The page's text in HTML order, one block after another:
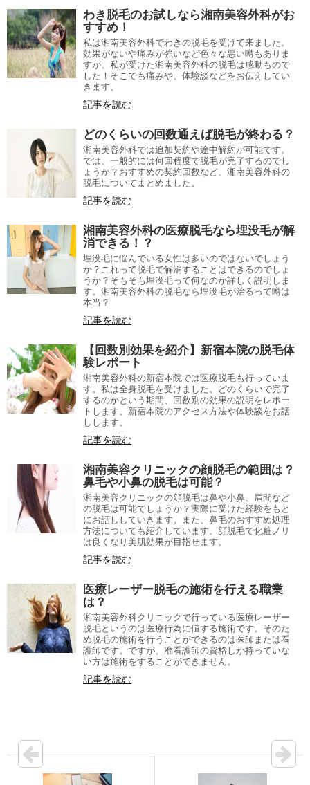
わき脱毛のお試しなら湘南美容外科がお
すすめ！
私は湘南美容外科でわきの脱毛を受けて来ました。
効果がないや痛みが強いなど色々な悪い噂もありま
すが、私が受けた湘南美容外科の脱毛は感動もので
した！そこでも痛みや、体験談などをお伝えしてい
きます。
記事を読む
どのくらいの回数通えば脱毛が終わる？
湘南美容外科では追加契約や途中解約が可能です。
では、一般的には何回程度で脱毛が完了するのでし
ょうか？おすすめの契約回数など、湘南美容外科の
脱毛についてまとめました。
記事を読む
湘南美容外科の医療脱毛なら埋没毛が解
消できる！？
埋没毛に悩んでいる女性は多いのではないでしょう
か？これって脱毛で解消することはできるのでしょ
うか？そもそも埋没毛って何なのか詳しく説明しま
す。湘南美容外科の脱毛なら埋没毛が治るって噂は
本当？
記事を読む
【回数別効果を紹介】新宿本院の脱毛体
験レポート
湘南美容外科の新宿本院では医療脱毛も行っていま
す。私は全身脱毛を受けました。どのくらいで完了
するのかという期間、回数別の効果の説明をレポー
トします。新宿本院のアクセス方法や体験談をお話
しします。
記事を読む
湘南美容クリニックの顔脱毛の範囲は？
鼻毛や小鼻の脱毛は可能？
湘南美容クリニックの顔脱毛は鼻や小鼻、眉間など
の脱毛は可能でしょうか？実際に受けた経験をもと
にお話ししていきます。また、鼻毛のおすすめ処理
方法についても紹介しています。顔脱毛で化粧ノリ
は良くなり美肌効果が目指せます。
記事を読む
医療レーザー脱毛の施術を行える職業
は？
湘南美容外科クリニックで行っている医療レーザー
脱毛というのは医療行為に値する施術です。そのた
め脱毛の施術を行うことができるのは医師または看
護師です。ですが、准看護師の資格しか持っていな
い方は施術をすることができません。
記事を読む